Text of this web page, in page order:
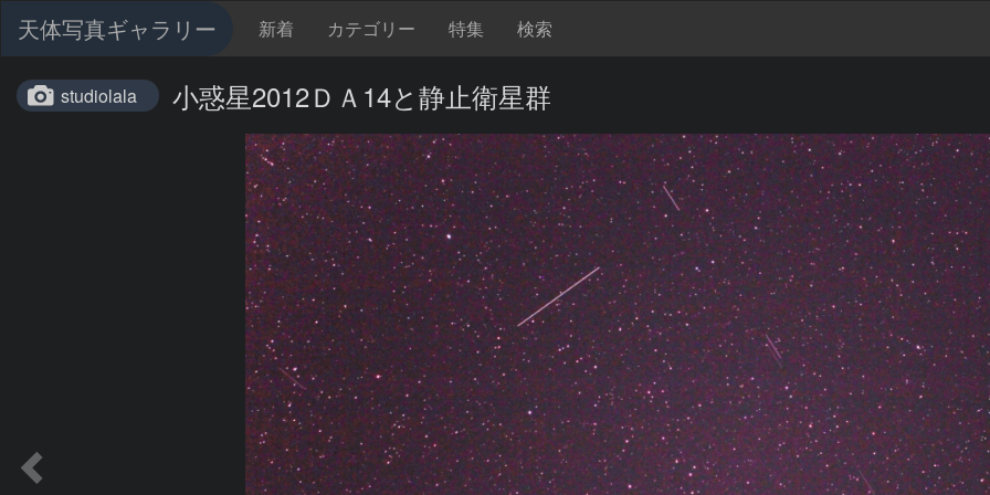
天体写真ギャラリー 新着 カテゴリー 特集 検索
studiolala 小惑星2012ＤＡ14と静止衛星群